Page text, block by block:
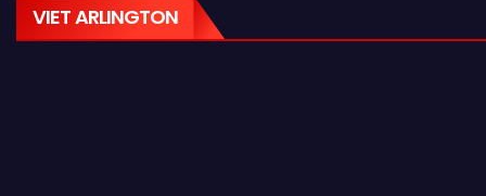
VIET ARLINGTON